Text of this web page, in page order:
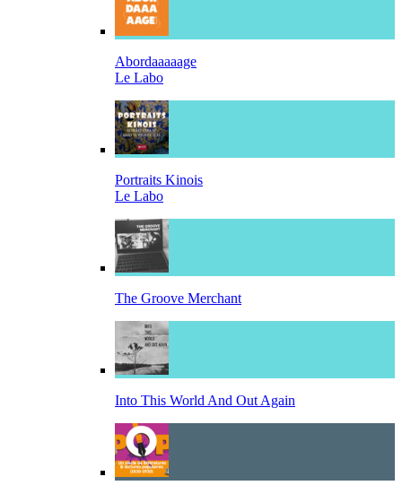
Abordaaaaage
Le Labo
Portraits Kinois
Le Labo
The Groove Merchant
Into This World And Out Again